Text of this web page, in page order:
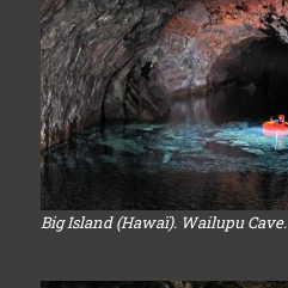
Big Island (Hawaï). Wailupu Cave.